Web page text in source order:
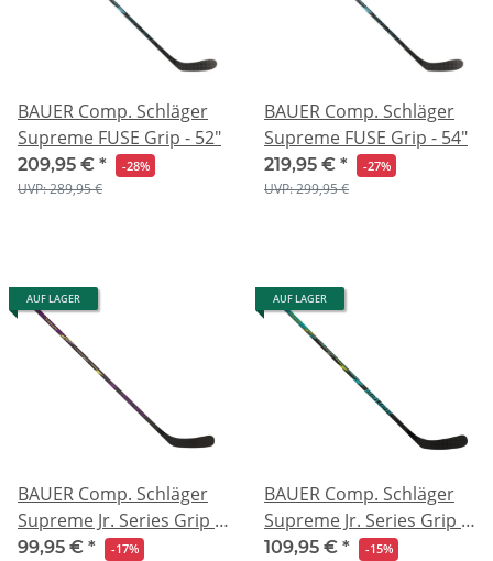
BAUER Comp. Schläger
Supreme FUSE Grip - 52"
209,95 € * -28%
UVP: 289,95 €
BAUER Comp. Schläger
Supreme FUSE Grip - 54"
219,95 € * -27%
UVP: 299,95 €
AUF LAGER
BAUER Comp. Schläger
Supreme Jr. Series Grip -
50"
99,95 € * -17%
AUF LAGER
BAUER Comp. Schläger
Supreme Jr. Series Grip -
52"
109,95 € * -15%